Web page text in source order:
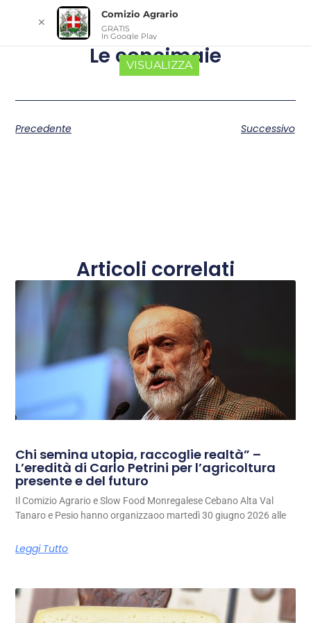
Le concimaie
Precedente Successivo
Articoli correlati
Chi semina utopia, raccoglie realtà” –
L’eredità di Carlo Petrini per l’agricoltura
presente e del futuro
Il Comizio Agrario e Slow Food Monregalese Cebano Alta Val
Tanaro e Pesio hanno organizzaoo martedì 30 giugno 2026 alle
Leggi Tutto
✕
Comizio Agrario
GRATIS
In Google Play
VISUALIZZA